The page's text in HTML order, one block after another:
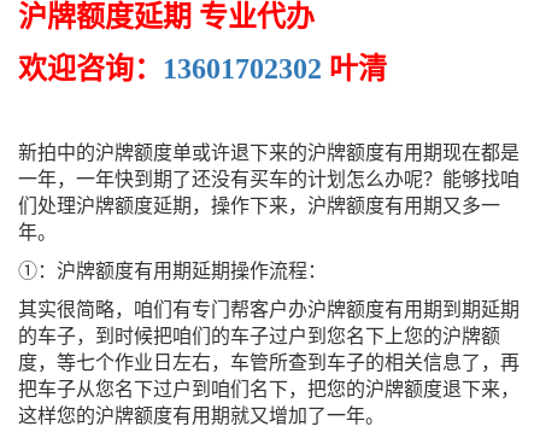
沪牌额度延期 专业代办
欢迎咨询： 13601702302 叶清
新拍中的沪牌额度单或许退下来的沪牌额度有用期现在都是
一年，一年快到期了还没有买车的计划怎么办呢？能够找咱
们处理沪牌额度延期，操作下来，沪牌额度有用期又多一
年。
①：沪牌额度有用期延期操作流程：
其实很简略，咱们有专门帮客户办沪牌额度有用期到期延期
的车子，到时候把咱们的车子过户到您名下上您的沪牌额
度，等七个作业日左右，车管所查到车子的相关信息了，再
把车子从您名下过户到咱们名下，把您的沪牌额度退下来，
这样您的沪牌额度有用期就又增加了一年。